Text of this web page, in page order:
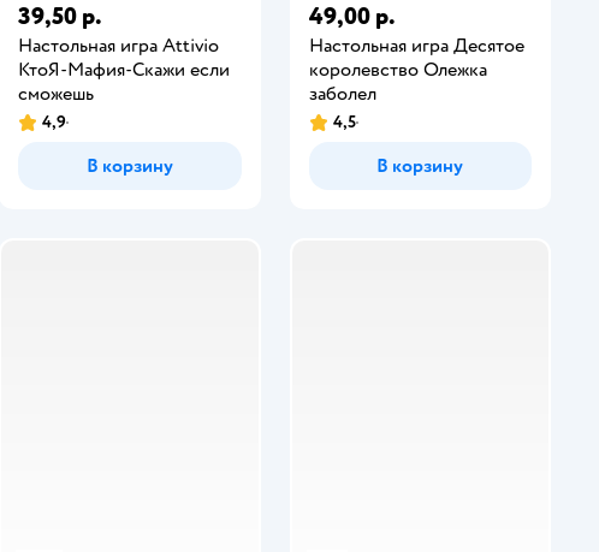
39,50 р.
Настольная игра Attivio
КтоЯ-Мафия-Скажи если
сможешь
4,9
В корзину
49,00 р.
Настольная игра Десятое
королевство Олежка
заболел
4,5
В корзину